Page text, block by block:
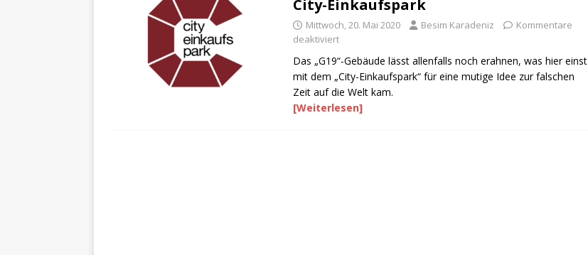
City-Einkaufspark
Mittwoch, 20. Mai 2020 Besim Karadeniz
Kommentare
deaktiviert
Das „G19“-Gebäude lässt allenfalls noch erahnen, was hier einst
mit dem „City-Einkaufspark“ für eine mutige Idee zur falschen
Zeit auf die Welt kam.
[Weiterlesen]